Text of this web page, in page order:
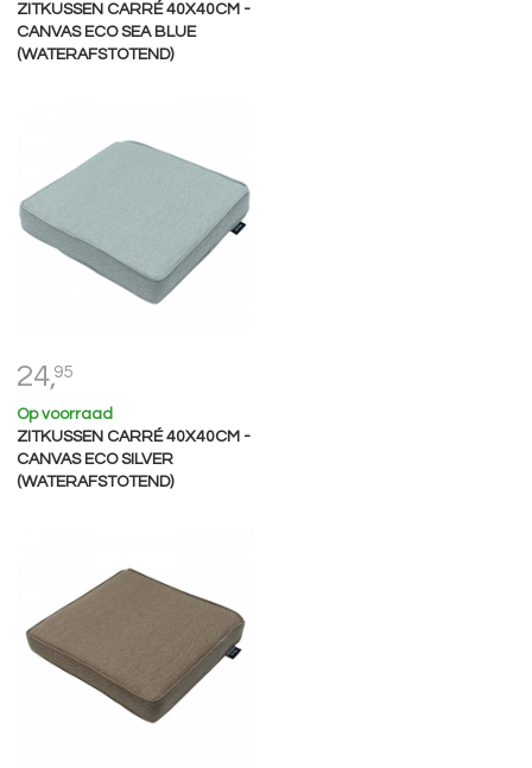
ZITKUSSEN CARRÉ 40X40CM -
CANVAS ECO SEA BLUE
(WATERAFSTOTEND)
24,95
Op voorraad
ZITKUSSEN CARRÉ 40X40CM -
CANVAS ECO SILVER
(WATERAFSTOTEND)